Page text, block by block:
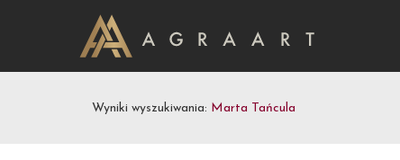
Wyniki wyszukiwania: Marta Tańcula